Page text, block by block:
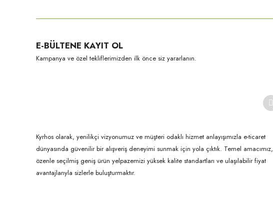
Ürün açıklamasında eksik bilgiler bulunuyor.
Ürün bilgilerinde hatalar bulunuyor.
E-BÜLTENE KAYIT OL
Kampanya ve özel tekliflerimizden ilk önce siz yararlanın.
Kyrhos olarak, yenilikçi vizyonumuz ve müşteri odaklı hizmet anlayışımızla e-ticaret
dünyasında güvenilir bir alışveriş deneyimi sunmak için yola çıktık. Temel amacımız,
özenle seçilmiş geniş ürün yelpazemizi yüksek kalite standartları ve ulaşılabilir fiyat
avantajlarıyla sizlerle buluşturmaktır.